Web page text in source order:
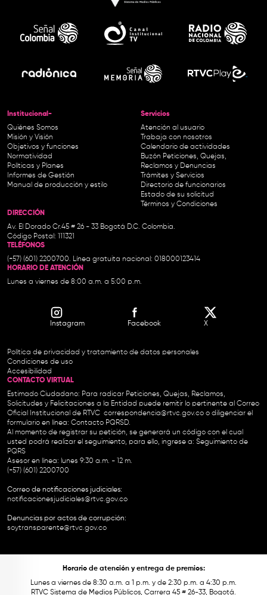
Institucional-
Quiénes Somos
Misión y Visión
Objetivos y funciones
Normatividad
Políticas y Planes
Informes de Gestión
Manual de producción y estilo
Servicios
Atención al usuario
Trabaja con nosotros
Calendario de actividades
Buzón Peticiones, Quejas,
Reclamos y Denuncias
Trámites y Servicios
Directorio de funcionarios
Estado de su solicitud
Términos y Condiciones
DIRECCIÓN
Av. El Dorado Cr.45 # 26 - 33 Bogotá D.C. Colombia.
Código Postal: 111321
TELÉFONOS
(+57) (601) 2200700. Línea gratuita nacional: 018000123414
HORARIO DE ATENCIÓN
Lunes a viernes de 8:00 a.m. a 5:00 p.m.
Instagram Facebook X
Política de privacidad y tratamiento de datos personales
Condiciones de uso
Accesibilidad
CONTACTO VIRTUAL
Estimado Ciudadano: Para radicar Peticiones, Quejas, Reclamos,
Solicitudes y Felicitaciones a la Entidad puede remitir lo pertinente al Correo
Oficial Institucional de RTVC correspondencia@rtvc.gov.co o diligenciar el
formulario en línea: Contacto PQRSD.
Al momento de registrar su petición, se generará un código con el cual
usted podrá realizar el seguimiento, para ello, ingrese a: Seguimiento de
PQRS
Asesor en línea: lunes 9:30 a.m. - 12 m.
(+57) (601) 2200700
Correo de notificaciones judiciales:
notificacionesjudiciales@rtvc.gov.co
Denuncias por actos de corrupción:
soytransparente@rtvc.gov.co
Horario de atención y entrega de premios:
Lunes a viernes de 8:30 a.m. a 1 p.m. y de 2:30 p.m. a 4:30 p.m.
RTVC Sistema de Medios Públicos, Carrera 45 # 26-33, Bogotá.